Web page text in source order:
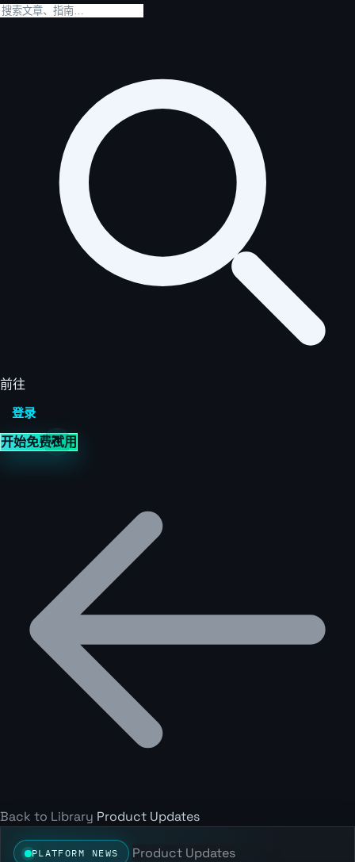
前往
登录
开始免费试用
Back to Library Product Updates
PLATFORM NEWS Product Updates